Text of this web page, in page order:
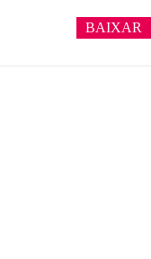
BAIXAR